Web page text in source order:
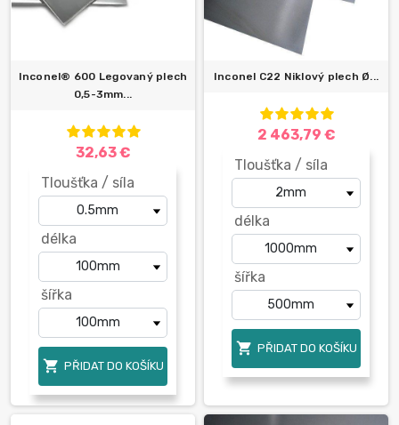
Inconel® 600 Legovaný plech
0,5-3mm...
32,63 €
Tloušťka / síla
délka
šířka
 PŘIDAT DO KOŠÍKU
Inconel C22 Niklový plech Ø...
2 463,79 €
Tloušťka / síla
délka
šířka
 PŘIDAT DO KOŠÍKU